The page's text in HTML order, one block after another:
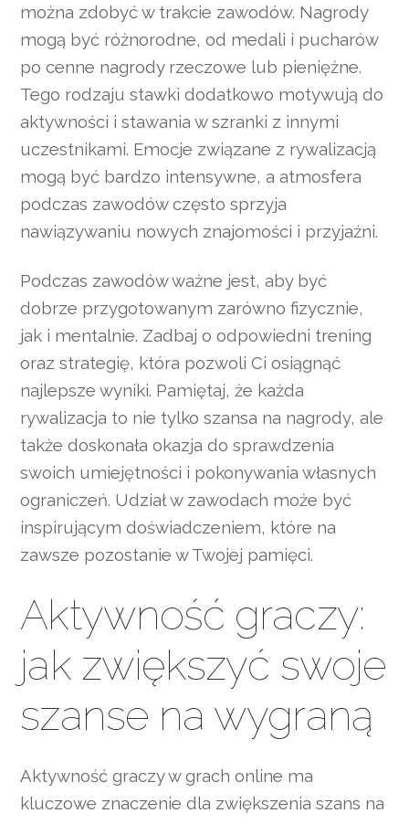
można zdobyć w trakcie zawodów. Nagrody
mogą być różnorodne, od medali i pucharów
po cenne nagrody rzeczowe lub pieniężne.
Tego rodzaju stawki dodatkowo motywują do
aktywności i stawania w szranki z innymi
uczestnikami. Emocje związane z rywalizacją
mogą być bardzo intensywne, a atmosfera
podczas zawodów często sprzyja
nawiązywaniu nowych znajomości i przyjaźni.
Podczas zawodów ważne jest, aby być
dobrze przygotowanym zarówno fizycznie,
jak i mentalnie. Zadbaj o odpowiedni trening
oraz strategię, która pozwoli Ci osiągnąć
najlepsze wyniki. Pamiętaj, że każda
rywalizacja to nie tylko szansa na nagrody, ale
także doskonała okazja do sprawdzenia
swoich umiejętności i pokonywania własnych
ograniczeń. Udział w zawodach może być
inspirującym doświadczeniem, które na
zawsze pozostanie w Twojej pamięci.
Aktywność graczy:
jak zwiększyć swoje
szanse na wygraną
Aktywność graczy w grach online ma
kluczowe znaczenie dla zwiększenia szans na